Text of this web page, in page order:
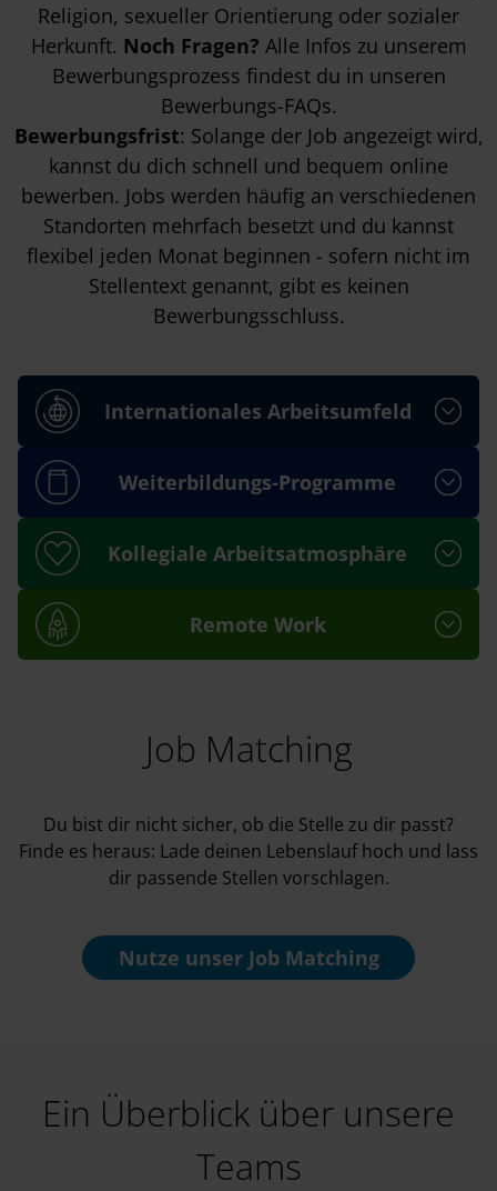
Religion, sexueller Orientierung oder sozialer
Herkunft. Noch Fragen? Alle Infos zu unserem
Bewerbungsprozess findest du in unseren
Bewerbungs-FAQs.
Bewerbungsfrist: Solange der Job angezeigt wird,
kannst du dich schnell und bequem online
bewerben. Jobs werden häufig an verschiedenen
Standorten mehrfach besetzt und du kannst
flexibel jeden Monat beginnen - sofern nicht im
Stellentext genannt, gibt es keinen
Bewerbungsschluss.
Internationales Arbeitsumfeld
Weiterbildungs-Programme
Kollegiale Arbeitsatmosphäre
Remote Work
Job Matching
Du bist dir nicht sicher, ob die Stelle zu dir passt?
Finde es heraus: Lade deinen Lebenslauf hoch und lass
dir passende Stellen vorschlagen.
Nutze unserJob Matching
Ein Überblick über unsere
Teams